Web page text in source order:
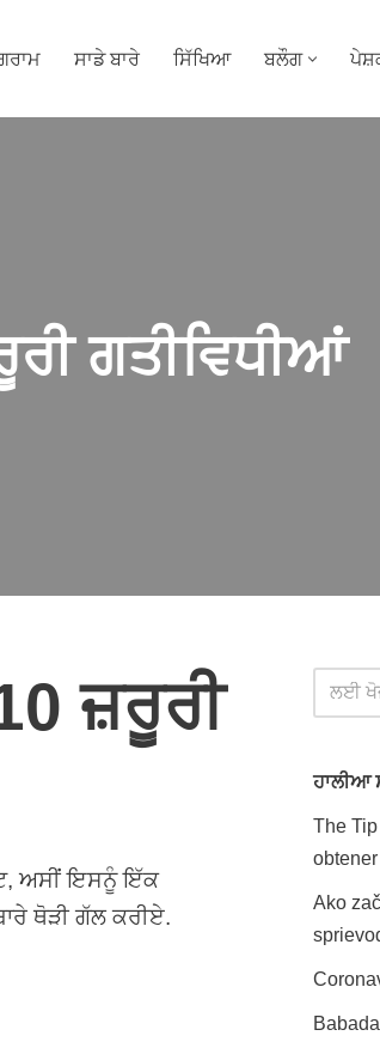
ਸਾਡੇ ਬਾਰੇ ਸਿੱਖਿਆ ਬਲੌਗ
ਗਤੀਵਿਧੀਆਂ
ਜ਼ਰੂਰੀ
ਅਸੀਂ ਇਸਨੂੰ ਇੱਕ
ਥੋੜੀ ਗੱਲ ਕਰੀਏ.
ਹਾਲੀਆ
The
Ako